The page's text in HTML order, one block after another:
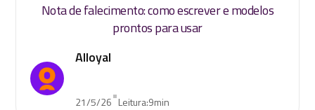
Nota de falecimento: como escrever e modelos
prontos para usar
Alloyal
21/5/26•Leitura:9min